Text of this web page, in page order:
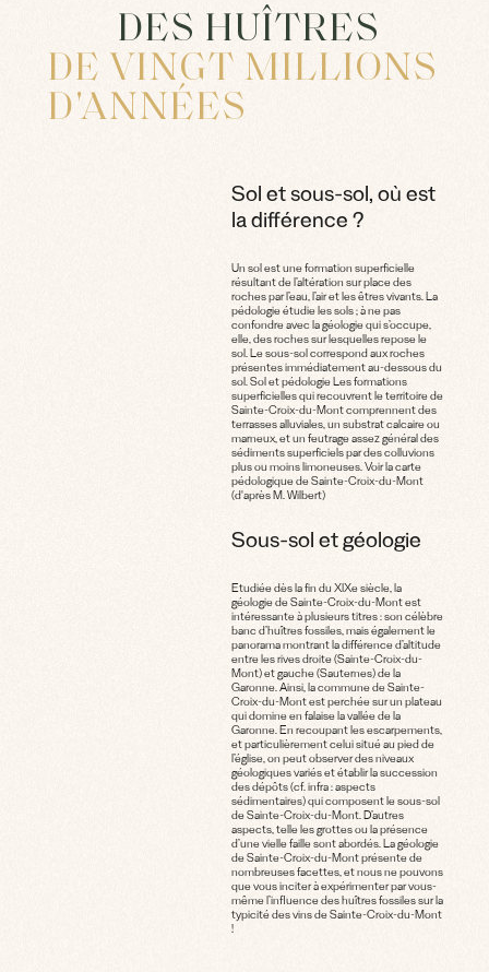
DES HUÎTRES
DE VINGT MILLIONS
D'ANNÉES
Sol et sous-sol, où est
la différence ?
Un sol est une formation superficielle
résultant de l’altération sur place des
roches par l’eau, l’air et les êtres vivants. La
pédologie étudie les sols ; à ne pas
confondre avec la géologie qui s’occupe,
elle, des roches sur lesquelles repose le
sol. Le sous-sol correspond aux roches
présentes immédiatement au-dessous du
sol. Sol et pédologie Les formations
superficielles qui recouvrent le territoire de
Sainte-Croix-du-Mont comprennent des
terrasses alluviales, un substrat calcaire ou
marneux, et un feutrage assez général des
sédiments superficiels par des colluvions
plus ou moins limoneuses. Voir la carte
pédologique de Sainte-Croix-du-Mont
(d'après M. Wilbert)
Sous-sol et géologie
Etudiée dès la fin du XIXe siècle, la
géologie de Sainte-Croix-du-Mont est
intéressante à plusieurs titres : son célèbre
banc d’huîtres fossiles, mais également le
panorama montrant la différence d’altitude
entre les rives droite (Sainte-Croix-du-
Mont) et gauche (Sauternes) de la
Garonne. Ainsi, la commune de Sainte-
Croix-du-Mont est perchée sur un plateau
qui domine en falaise la vallée de la
Garonne. En recoupant les escarpements,
et particulièrement celui situé au pied de
l’église, on peut observer des niveaux
géologiques variés et établir la succession
des dépôts (cf. infra : aspects
sédimentaires) qui composent le sous-sol
de Sainte-Croix-du-Mont. D’autres
aspects, telle les grottes ou la présence
d’une vielle faille sont abordés. La géologie
de Sainte-Croix-du-Mont présente de
nombreuses facettes, et nous ne pouvons
que vous inciter à expérimenter par vous-
même l’influence des huîtres fossiles sur la
typicité des vins de Sainte-Croix-du-Mont
!